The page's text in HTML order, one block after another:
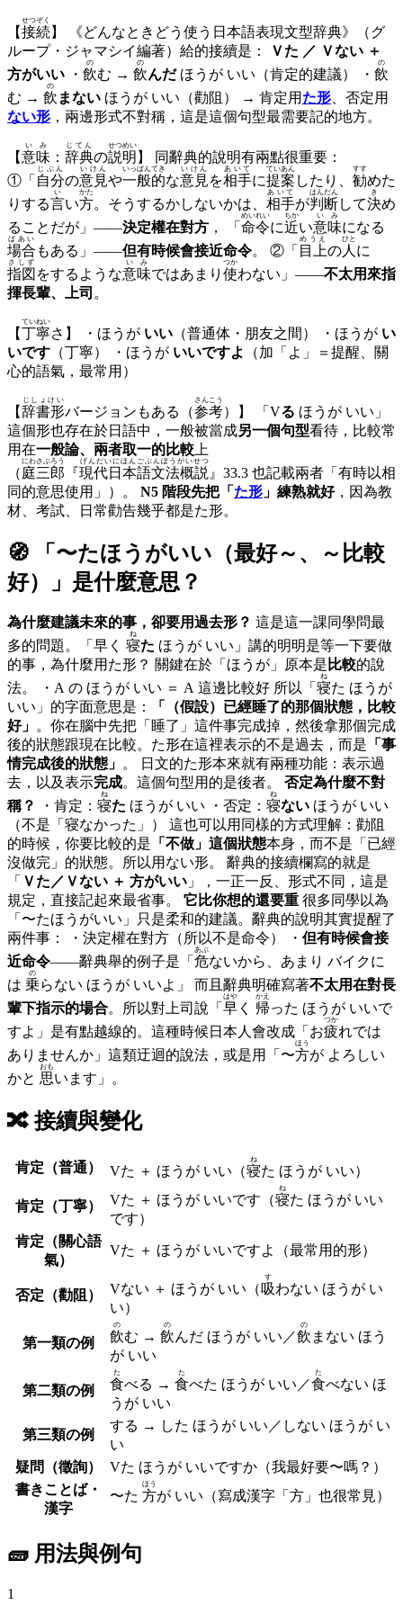
【接続
せつぞく
】 《どんなときどう使う日本語表現文型辞典》（グ
ループ・ジャマシイ編著）給的接續是：
Ｖた ／ Ｖない ＋
方がいい ・ 飲
の
む → 飲
の
んだほうが いい（肯定的建議） ・ 飲
の
む → 飲
の
まない ほうが いい（勸阻） → 肯定用 た形 、否定用
ない形 ，兩邊形式不對稱，這是這個句型最需要記的地方。
【意味
いみ
： 辞典
じてん
の説明
せつめい
】 同辭典的說明有兩點很重要：
①「 自分
じぶん
の意見
いけん
や一般的
いっぱんてき
な意見
いけん
を相手
あいて
に提案
ていあん
したり、 勧
すす
めた
りする言
い
い方
かた
。そうするかしないかは、 相手
あいて
が判断
はんだん
して決
き
め
ることだが」——決定權在對方 ， 「 命令
めいれい
に近
ちか
い意味
いみ
になる
場合
ばあい
もある」——但有時候會接近命令。 ②「 目上
めうえ
の人
ひと
に
指図
さしず
をするような意味
いみ
ではあまり 使
つか
わない」——不太用來指
揮長輩、上司 。
【丁寧
ていねい
さ】 ・ほうが いい （普通体・朋友之間） ・ほうが い
いです （丁寧） ・ほうが いいですよ
（加「よ」＝提醒、關
心的語氣，最常用）
【辞書形
じしょけい
バージョンもある（参考
さんこう
）】 「Vる ほうが いい」
這個形也存在於日語中，一般被當成另一個句型看待，比較常
用在一般論、兩者取一的比較 上
（庭三郎
にわさぶろう
『現代日本語文法概説
げんだいにほんごぶんぽうがいせつ
』33.3 也記載兩者「有時以相
同的意思使用」）。 N5 階段先把「 た形 」練熟就好，因為教
材、考試、日常勸告幾乎都是た形。
🧭 「 〜たほうがいい（最好～、～比較
好）
」是什麼意思？
為什麼建議未來的事，卻要用過去形？
多的問題。「早く 寝
ね
た ほうが いい」講的明明是等一下要做
的事，為什麼用た形？ 關鍵在於「ほうが」原本是 比較的說
法。 ・A の ほうが いい ＝ A 這邊比較好 所以「 寝
ね
た ほうが
いい」的字面意思是：
「（假設）已經睡了的那個狀態，比較
好」 。你在腦中先把「睡了」這件事完成掉，然後拿那個完成
後的狀態跟現在比較。た形在這裡表示的不是過去，而是 「事
情完成後的狀態」 。 日文的た形本來就有兩種功能：表示過
去，以及表示完成。這個句型用的是後者。 否定為什麼不對
稱？
・肯定： 寝
ね
た ほうが いい ・否定： 寝
ね
ない ほうが いい
（不是「寝なかった」） 這也可以用同樣的方式理解：勸阻
的時候，你要比較的是 「不做」這個狀態本身，而不是「已經
沒做完」的狀態。所以用ない形。 辭典的接續欄寫的就是
「 Ｖた／Ｖない ＋ 方がいい 」，一正一反、形式不同，這是
規定，直接記起來最省事。 它比你想的還要重
「〜たほうがいい」只是柔和的建議。辭典的說明其實提醒了
兩件事： ・決定權在對方（所以不是命令） ・ 但有時候會接
近命令——辭典舉的例子是「 危
あぶ
ないから、あまり バイクに
は 乗
の
らない ほうが いいよ」 而且辭典明確寫著不太用在對長
輩下指示的場合。所以對上司說「 早
はや
く 帰
かえ
った ほうが いいで
すよ」是有點越線的。這種時候日本人會改成「お疲
つか
れでは
ありませんか」這類迂迴的說法，或是用「〜方
ほう
が よろしい
かと 思
おも
います」。
🔀接續與變化
肯定（普通） Vた ＋ ほうが いい （寝
ね
た ほうが いい）
肯定（丁寧） Vた ＋ ほうが いいです （寝
ね
た ほうが いい
です）
肯定（關心語
氣）
Vた ＋ ほうが いいですよ （最常用的形）
否定（勸阻） Vない ＋ ほうが いい （吸
す
わない ほうが い
い）
第一類の例 飲
の
む → 飲
の
んだ ほうが いい／飲
の
まない ほう
が いい
第二類の例 食
た
べる → 食
た
べた ほうが いい／食
た
べない ほ
うが いい
第三類の例
する → した ほうが いい／しない ほうが い
い
疑問（徵詢）
Vた ほうが いいですか （我最好要〜嗎？）
書きことば・
漢字
〜た 方
ほう
が いい （寫成漢字「方」也很常見）
🧱 用法與例句
1